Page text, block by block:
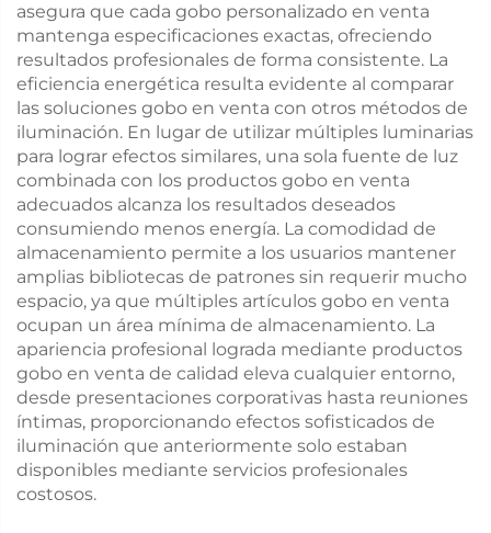
asegura que cada gobo personalizado en venta
mantenga especificaciones exactas, ofreciendo
resultados profesionales de forma consistente. La
eficiencia energética resulta evidente al comparar
las soluciones gobo en venta con otros métodos de
iluminación. En lugar de utilizar múltiples luminarias
para lograr efectos similares, una sola fuente de luz
combinada con los productos gobo en venta
adecuados alcanza los resultados deseados
consumiendo menos energía. La comodidad de
almacenamiento permite a los usuarios mantener
amplias bibliotecas de patrones sin requerir mucho
espacio, ya que múltiples artículos gobo en venta
ocupan un área mínima de almacenamiento. La
apariencia profesional lograda mediante productos
gobo en venta de calidad eleva cualquier entorno,
desde presentaciones corporativas hasta reuniones
íntimas, proporcionando efectos sofisticados de
iluminación que anteriormente solo estaban
disponibles mediante servicios profesionales
costosos.